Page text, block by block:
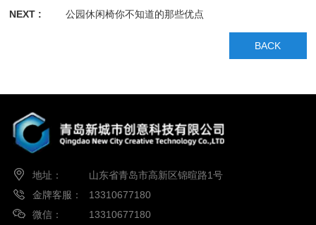
NEXT :
公园休闲椅你不知道的那些优点
BACK
地址：
山东省青岛市高新区锦暄路1号
金牌客服：
13310677180
微信：
13310677180